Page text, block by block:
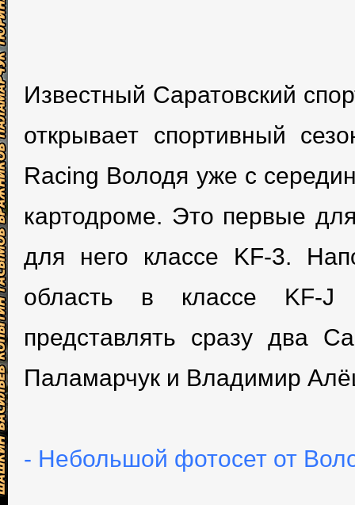
Известный Саратовский
открывает спортивный
Racing Володя уже с
картодроме. Это первые
для него классе KF-3.
область в классе KF-J
представлять сразу два
Паламарчук и Владимир
- Небольшой фотосет от